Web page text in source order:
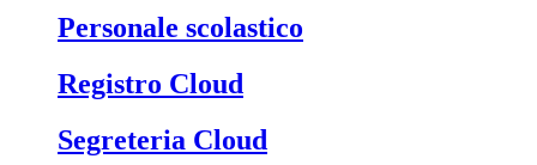
Personale scolastico
Registro Cloud
Segreteria Cloud